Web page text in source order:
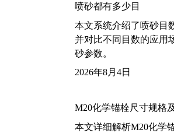
喷砂都有多少目
本文系统介绍了喷砂目
并对比不同目数的应用
砂参数。
2026年8月4日
M20化学锚栓尺寸规格
本文详细解析M20化学